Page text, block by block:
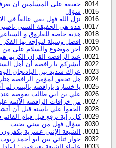
حقيقة على المسلمين ان
سؤال
نزل الله فهل بقي عالقاً في
هذه هي الحقيقة السني
هدية خاصة للفاروق و
افضل وسيلة لتواجه بها
اخر موضوع والسلام على
عند الرافضه القران
أبشركم يا رافضه أن أهل
عراك شديد بين البادنجان
هل تحقق لمؤمن الرافضه
يا خساره يارافضه ياليتني لم
علي بن ابي طالب بعوضة
من خرافات الرافضه الآئمه
الحقوا علي ياسنه قبل أن
كل راية ترفع قبل قيام
سؤال فهل من سني يجيب
الشيعة الإثنى عشرية
حوار ثنائي بين ابو احمد